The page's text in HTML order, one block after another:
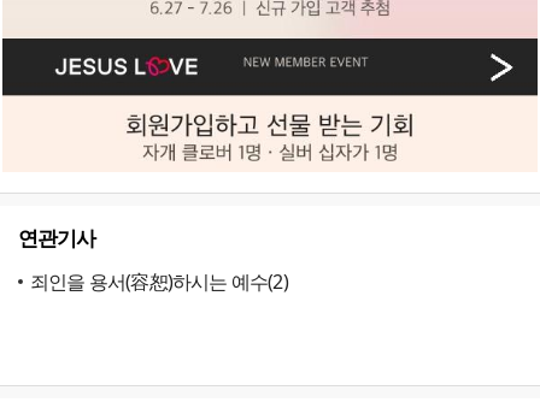
연관기사
죄인을 용서(容恕)하시는 예수(2)